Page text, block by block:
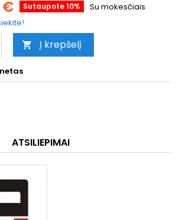
€ Sutaupote 10%
Su mokesčiais
 Į krepšelį
ATSILIEPIMAI